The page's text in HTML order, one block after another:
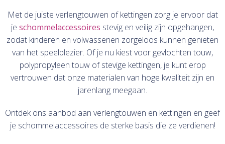
Met de juiste verlengtouwen of kettingen zorg je ervoor dat
je schommelaccessoires stevig en veilig zijn opgehangen,
zodat kinderen en volwassenen zorgeloos kunnen genieten
van het speelplezier. Of je nu kiest voor gevlochten touw,
polypropyleen touw of stevige kettingen, je kunt erop
vertrouwen dat onze materialen van hoge kwaliteit zijn en
jarenlang meegaan.
Ontdek ons aanbod aan verlengtouwen en kettingen en geef
je schommelaccessoires de sterke basis die ze verdienen!